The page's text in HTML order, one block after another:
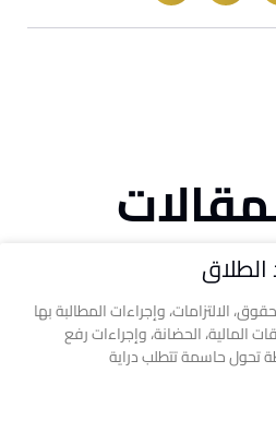
الالتزامات، وإجراءات المطالبة بها
الحضانة، وإجراءات رفع
تحول حاسمة تتطلب دراية